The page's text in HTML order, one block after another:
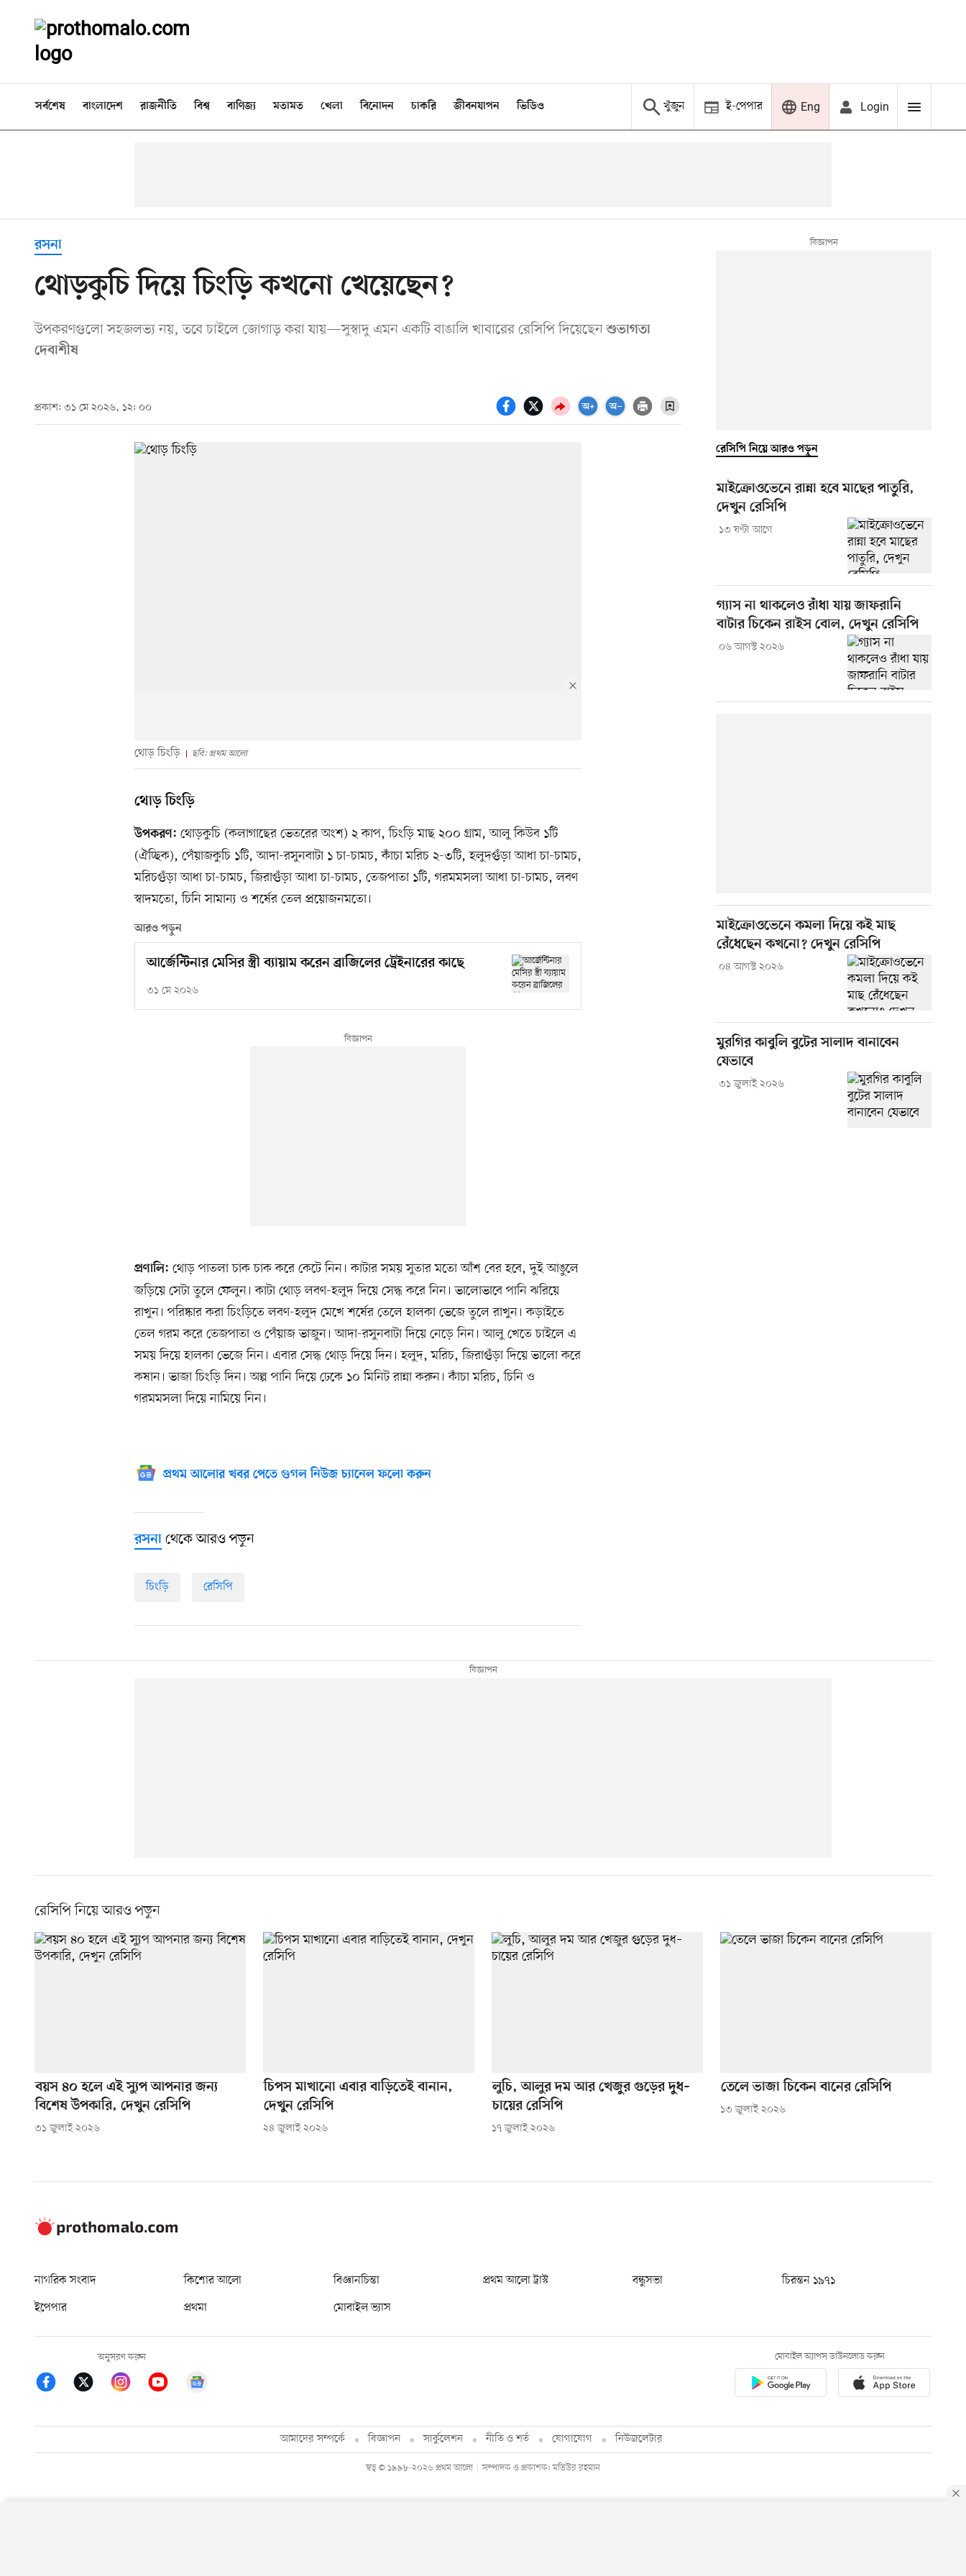
সর্বশেষ বাংলাদেশ রাজনীতি বিশ্ব বাণিজ্য মতামত খেলা বিনোদন চাকরি জীবনযাপন ভিডিও খুঁজুন ই-পেপার Eng Login
রসনা
থোড়কুচি দিয়ে চিংড়ি কখনো খেয়েছেন?
উপকরণগুলো সহজলভ্য নয়, তবে চাইলে জোগাড় করা যায়—সুস্বাদু এমন একটি বাঙালি খাবারের রেসিপি দিয়েছেনশুভাগতা
দেবাশীষ
প্রকাশ: ৩১ মে ২০২৬, ১২: ০০
থোড় চিংড়ি ছবি: প্রথম আলো
থোড় চিংড়ি
উপকরণ: থোড়কুচি (কলাগাছের ভেতরের অংশ) ২ কাপ, চিংড়ি মাছ ২০০ গ্রাম, আলু কিউব ১টি
(ঐচ্ছিক), পেঁয়াজকুচি ১টি, আদা-রসুনবাটা ১ চা-চামচ, কাঁচা মরিচ ২-৩টি, হলুদগুঁড়া আধা চা-চামচ,
মরিচগুঁড়া আধা চা-চামচ, জিরাগুঁড়া আধা চা-চামচ, তেজপাতা ১টি, গরমমসলা আধা চা-চামচ, লবণ
স্বাদমতো, চিনি সামান্য ও শর্ষের তেল প্রয়োজনমতো।
আরও পড়ুন
আর্জেন্টিনার মেসির স্ত্রী ব্যায়াম করেন ব্রাজিলের ট্রেইনারের কাছে
৩১ মে ২০২৬
প্রণালি: থোড় পাতলা চাক চাক করে কেটে নিন। কাটার সময় সুতার মতো আঁশ বের হবে, দুই আঙুলে
জড়িয়ে সেটা তুলে ফেলুন। কাটা থোড় লবণ-হলুদ দিয়ে সেদ্ধ করে নিন। ভালোভাবে পানি ঝরিয়ে
রাখুন। পরিষ্কার করা চিংড়িতে লবণ-হলুদ মেখে শর্ষের তেলে হালকা ভেজে তুলে রাখুন। কড়াইতে
তেল গরম করে তেজপাতা ও পেঁয়াজ ভাজুন। আদা-রসুনবাটা দিয়ে নেড়ে নিন। আলু খেতে চাইলে এ
সময় দিয়ে হালকা ভেজে নিন। এবার সেদ্ধ থোড় দিয়ে দিন। হলুদ, মরিচ, জিরাগুঁড়া দিয়ে ভালো করে
কষান। ভাজা চিংড়ি দিন। অল্প পানি দিয়ে ঢেকে ১০ মিনিট রান্না করুন। কাঁচা মরিচ, চিনি ও
গরমমসলা দিয়ে নামিয়ে নিন।
প্রথম আলোর খবর পেতে গুগল নিউজ চ্যানেল ফলো করুন
রসনা থেকে আরও পড়ুন
চিংড়ি রেসিপি
রেসিপি নিয়ে আরও পড়ুন
মাইক্রোওভেনে রান্না হবে মাছের পাতুরি,
দেখুন রেসিপি
১৩ ঘণ্টা আগে
গ্যাস না থাকলেও রাঁধা যায় জাফরানি
বাটার চিকেন রাইস বোল, দেখুন রেসিপি
০৬ আগস্ট ২০২৬
মাইক্রোওভেনে কমলা দিয়ে কই মাছ
রেঁধেছেন কখনো? দেখুন রেসিপি
০৪ আগস্ট ২০২৬
মুরগির কাবুলি বুটের সালাদ বানাবেন
যেভাবে
৩১ জুলাই ২০২৬
রেসিপি নিয়ে আরও পড়ুন
বয়স ৪০ হলে এই স্যুপ আপনার জন্য
বিশেষ উপকারি, দেখুন রেসিপি
৩১ জুলাই ২০২৬
চিপস মাখানো এবার বাড়িতেই বানান,
দেখুন রেসিপি
২৪ জুলাই ২০২৬
লুচি, আলুর দম আর খেজুর গুড়ের দুধ–
চায়ের রেসিপি
১৭ জুলাই ২০২৬
তেলে ভাজা চিকেন বানের রেসিপি
১৩ জুলাই ২০২৬
নাগরিক সংবাদ কিশোর আলো বিজ্ঞানচিন্তা প্রথম আলো ট্রাস্ট বন্ধুসভা
চিরন্তন ১৯৭১
ইপেপার
প্রথমা মোবাইল ভ্যাস
অনুসরণ করুন মোবাইল অ্যাপস ডাউনলোড করুন
আমাদের সম্পর্কে বিজ্ঞাপন সার্কুলেশন নীতি ও শর্ত যোগাযোগ নিউজলেটার
স্বত্ব © ১৯৯৮-২০২৬ প্রথম আলো সম্পাদক ও প্রকাশক: মতিউর রহমান